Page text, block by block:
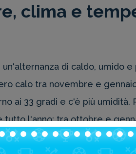
clima e
di caldo, umido
calo tra novembre e
ai 33 gradi e c'è più
tutto l'anno: tra ottobre e
e settembre quelle